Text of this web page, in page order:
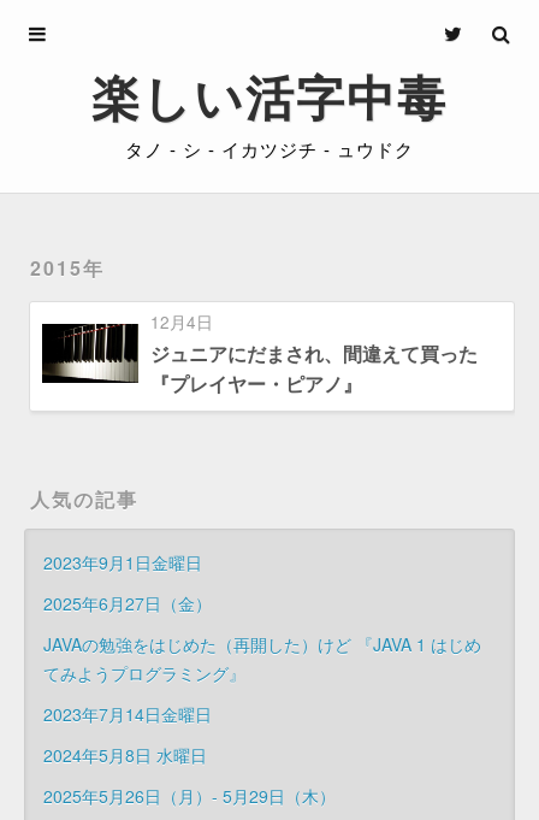
楽しい活字中毒
タノ - シ - イカツジチ - ュウドク
2015年
12月4日
ジュニアにだまされ、間違えて買った
『プレイヤー・ピアノ』
人気の記事
2023年9月1日金曜日
2025年6月27日（金）
JAVAの勉強をはじめた（再開した）けど 『JAVA 1 はじめ
てみようプログラミング』
2023年7月14日金曜日
2024年5月8日 水曜日
2025年5月26日（月）- 5月29日（木）
Archives